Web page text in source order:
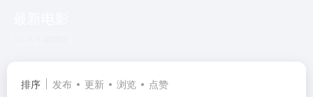
排序 发布 更新 浏览 点赞